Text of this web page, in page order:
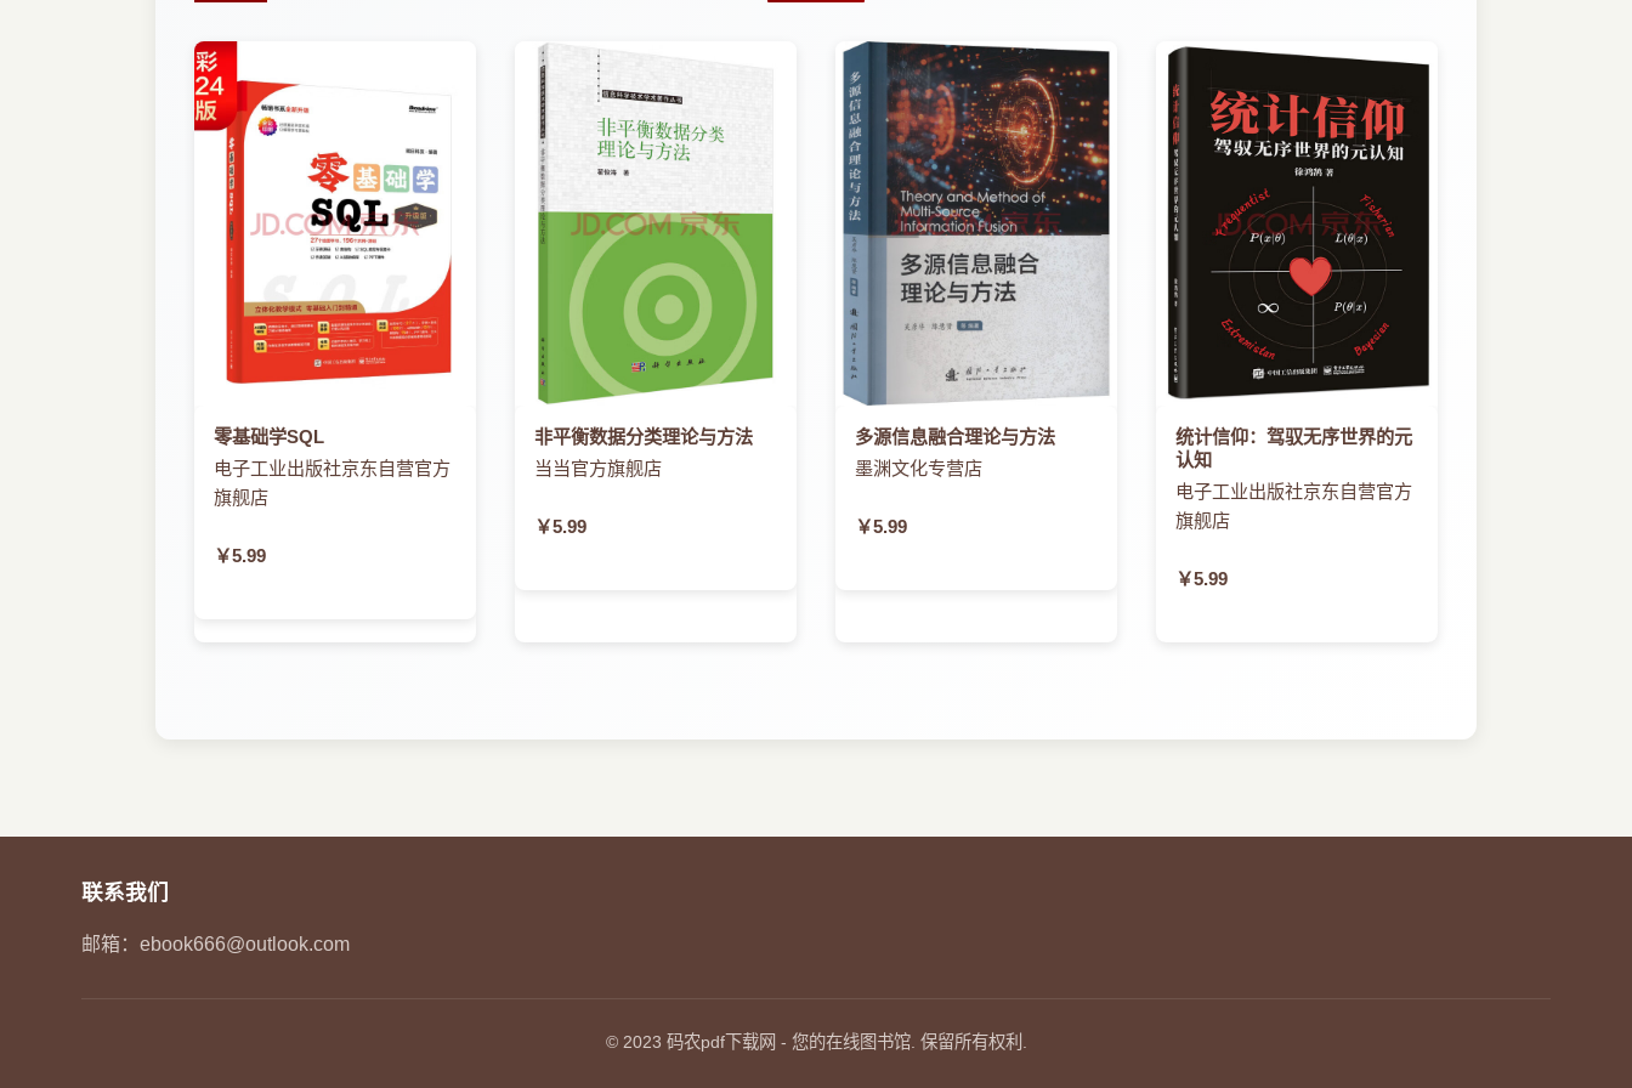
5.4 应急预案数字化管理
5.5 应急培训
5.6 应急演练
5.7 应急资源
5.8 应急能力评估
5.9 系统管理
6 监测预警功能模块
6.1 电力运行故障监测
6.2 公共信息监测
6.4 预警管理
7 应急处置功能模块
7.1 应急一张图
7.3 辅助应急指挥
7.4 重大活动保电
8 后期恢复功能模块
8.1 事件损失分析
8.3 应急处置总结评估
零基础学SQL
电子工业出版社京东自营官方
旗舰店
￥5.99
非平衡数据分类理论与方法
当当官方旗舰店
￥5.99
多源信息融合理论与方法
墨渊文化专营店
￥5.99
统计信仰：驾驭无序世界的元
认知
电子工业出版社京东自营官方
旗舰店
￥5.99
联系我们
邮箱：ebook666@outlook.com
© 2023 码农pdf下载网 - 您的在线图书馆. 保留所有权利.